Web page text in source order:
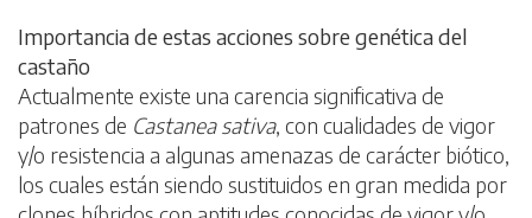
Importancia de estas acciones sobre genética del
castaño
Actualmente existe una carencia significativa de
patrones de Castanea sativa, con cualidades de vigor
y/o resistencia a algunas amenazas de carácter biótico,
los cuales están siendo sustituidos en gran medida por